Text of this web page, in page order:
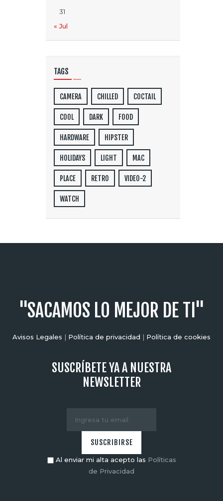
31
« Jul
TAGS
CAMERA CHILLED COCTAIL
COOL DARK FOOD
HARDWARE HIPSTER
HOLIDAYS LIGHT MAC
PLACE RETRO VIDEO-2
WATCH
"SACAMOS LO MEJOR DE TI"
Avisos Legales | Política de privacidad | Política de cookies
SUSCRÍBETE YA A NUESTRA
NEWSLETTER
Al enviar mi alta acepto las Políticas
de Privacidad